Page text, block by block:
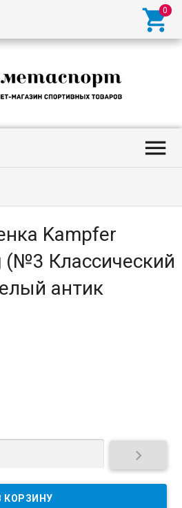


Kampfer
(№3 Классический
антик
